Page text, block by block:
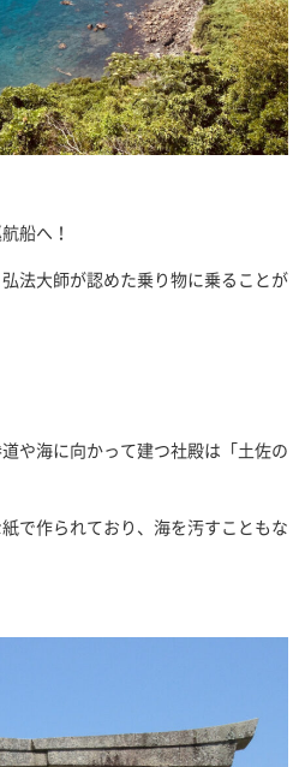
船へ！
法大師が認めた乗り物に乗ることが
や海に向かって建つ社殿は「土佐の
で作られており、海を汚すこともな